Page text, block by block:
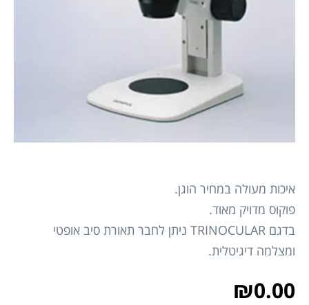
איכות מעולה במחיר הוגן.
פוקוס מדויק מאוד.
בדגם TRINOCULAR ניתן לחבר תאורת סיב אופטי
ומצלמה דיגיטלית.
₪0.00